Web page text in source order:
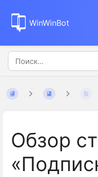
WinWinBot
Обзор